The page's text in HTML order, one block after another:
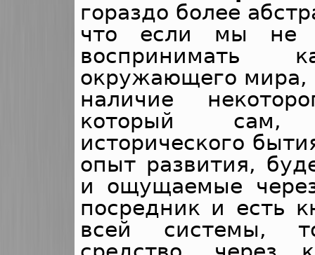
гораздо более
что если мы не
воспринимать
окружающего
наличие
который сам,
исторического
опыт развития,
и ощущаемые
посредник и есть
всей системы,